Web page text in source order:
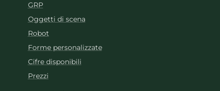
GRP
Oggetti di scena
Robot
Forme personalizzate
Cifre disponibili
Prezzi